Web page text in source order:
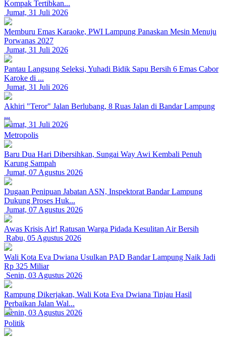
Kompak Tertibkan...
Jumat, 31 Juli 2026
Memburu Emas Karaoke, PWI Lampung Panaskan Mesin Menuju
Porwanas 2027
Jumat, 31 Juli 2026
Pantau Langsung Seleksi, Yuhadi Bidik Sapu Bersih 6 Emas Cabor
Karoke di ...
Jumat, 31 Juli 2026
Akhiri "Teror" Jalan Berlubang, 8 Ruas Jalan di Bandar Lampung
...
Jumat, 31 Juli 2026
Metropolis
Baru Dua Hari Dibersihkan, Sungai Way Awi Kembali Penuh
Karung Sampah
Jumat, 07 Agustus 2026
Dugaan Penipuan Jabatan ASN, Inspektorat Bandar Lampung
Dukung Proses Huk...
Jumat, 07 Agustus 2026
Awas Krisis Air! Ratusan Warga Pidada Kesulitan Air Bersih
Rabu, 05 Agustus 2026
Wali Kota Eva Dwiana Usulkan PAD Bandar Lampung Naik Jadi
Rp 325 Miliar
Senin, 03 Agustus 2026
Rampung Dikerjakan, Wali Kota Eva Dwiana Tinjau Hasil
Perbaikan Jalan Wal...
Senin, 03 Agustus 2026
Politik